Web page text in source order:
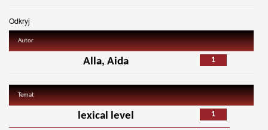
Odkryj
Autor
1
Alla, Aida
Temat
1
lexical level